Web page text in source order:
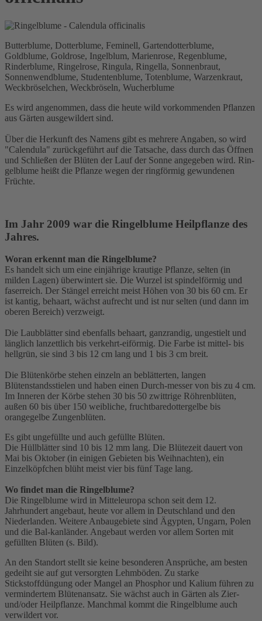
Butterblume, Dotterblume, Feminell, Gartendotterblume,
Goldblume, Goldrose, Ingelblum, Marienrose, Regenblume,
Rinderblume, Ringelrose, Ringula, Ringella, Sonnenbraut,
Sonnenwendblume, Studentenblume, Totenblume, Warzenkraut,
Weckbröselchen, Weckbröseln, Wucherblume
Es wird angenommen, dass die heute wild vorkommenden Pflanzen
aus Gärten ausgewildert sind.
Über die Herkunft des Namens gibt es mehrere Angaben, so wird
"Calendula" zurückgeführt auf die Tatsache, dass durch das Öffnen
und Schließen der Blüten der Lauf der Sonne angegeben wird. Rin-
gelblume heißt die Pflanze wegen der ringförmig gewundenen
Früchte.
Im Jahr 2009 war die Ringelblume Heilpflanze des
Jahres.
Woran erkennt man die Ringelblume?
Es handelt sich um eine einjährige krautige Pflanze, selten (in
milden Lagen) überwintert sie. Die Wurzel ist spindelförmig und
faserreich. Der Stängel erreicht meist Höhen von 30 bis 60 cm. Er
ist kantig, behaart, wächst aufrecht und ist nur selten (und dann im
oberen Bereich) verzweigt.
Die Laubblätter sind ebenfalls behaart, ganzrandig, ungestielt und
länglich lanzettlich bis verkehrt-eiförmig. Die Farbe ist mittel- bis
hellgrün, sie sind 3 bis 12 cm lang und 1 bis 3 cm breit.
Die Blütenkörbe stehen einzeln an beblätterten, langen
Blütenstandsstielen und haben einen Durch-messer von bis zu 4 cm.
Im Inneren der Körbe stehen 30 bis 50 zwittrige Röhrenblüten,
außen 60 bis über 150 weibliche, fruchtbaredottergelbe bis
orangegelbe Zungenblüten.
Es gibt ungefüllte und auch gefüllte Blüten.
Die Hüllblätter sind 10 bis 12 mm lang. Die Blütezeit dauert von
Mai bis Oktober (in einigen Gebieten bis Weihnachten), ein
Einzelköpfchen blüht meist vier bis fünf Tage lang.
Wo findet man die Ringelblume?
Die Ringelblume wird in Mitteleuropa schon seit dem 12.
Jahrhundert angebaut, heute vor allem in Deutschland und den
Niederlanden. Weitere Anbaugebiete sind Ägypten, Ungarn, Polen
und die Bal-kanländer. Angebaut werden vor allem Sorten mit
gefüllten Blüten (s. Bild).
An den Standort stellt sie keine besonderen Ansprüche, am besten
gedeiht sie auf gut versorgten Lehmböden. Zu starke
Stickstoffdüngung oder Mangel an Phosphor und Kalium führen zu
vermindertem Blütenansatz. Sie wächst auch in Gärten als Zier-
und/oder Heilpflanze. Manchmal kommt die Ringelblume auch
verwildert vor.